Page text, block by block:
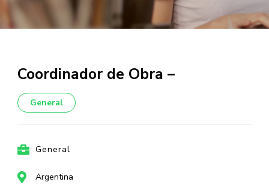
Coordinador de Obra –
General
General
Argentina